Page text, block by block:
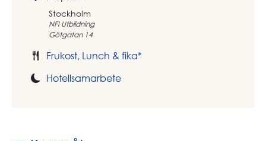
Stockholm
NFI Utbildning
Götgatan 14
Frukost, Lunch & fika*
Hotellsamarbete